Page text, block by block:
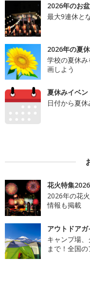
2026年のお
最大9連休と
2026年の夏
学校の夏休
画しよう
夏休みイベ
日付から夏
花火特集2026
2026年の花
情報も掲載
アウトドアガ
キャンプ場
まで！全国